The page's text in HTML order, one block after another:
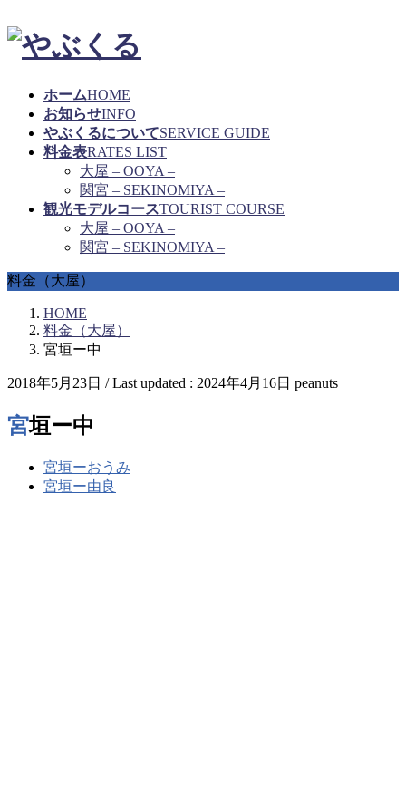
ホームHOME
お知らせINFO
やぶくるについてSERVICE GUIDE
料金表RATES LIST
大屋 – OOYA –
関宮 – SEKINOMIYA –
観光モデルコースTOURIST COURSE
大屋 – OOYA –
関宮 – SEKINOMIYA –
料金（大屋）
HOME
料金（大屋）
宮垣ー中
2018年5月23日 / Last updated : 2024年4月16日 peanuts
宮垣ー中
宮垣ーおうみ
宮垣ー由良